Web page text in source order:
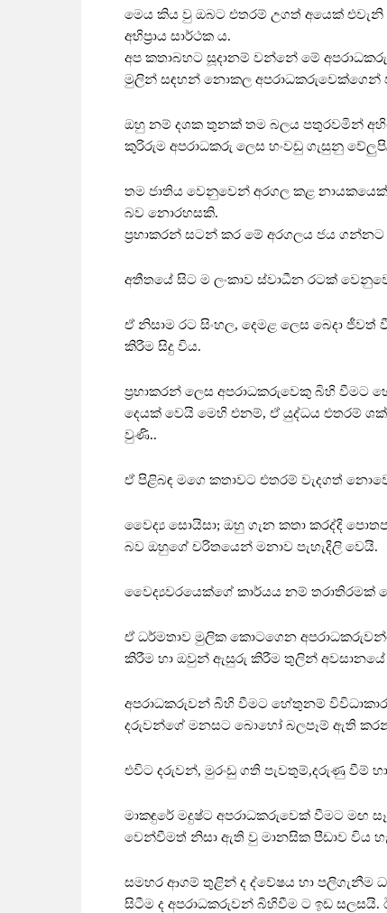
මෙය කිය වු ඔබට එතරම් උගත් අයෙක්
අභිප්‍රාය සාර්ථක ය.
අප කතාබහට සූදානම් වන්නේ මේ
මුලින් සඳහන් නොකල අපරාධකරුවෙක්ගෙන්
ඔහු නම් දශක තුනක් තම බලය පතුරවමින්
කුරිරුම අපරාධකරු ලෙස හංවඩු ගැසුනු
තම ජාතිය වෙනුවෙන් අරගල කළ
බව නොරහසකි.
ප්‍රභාකරන් සටන් කර මේ අරගලය ජය
අතීතයේ සිට ම ලංකාව ස්වාධීන රටක්
ඒ නිසාම රට සිංහල, දෙමළ ලෙස බෙදා
කිරීම සිදු විය.
ප්‍රභාකරන් ලෙස අපරාධකරුවෙකු බිහි වීමට
දෙයක් වෙයි මෙහි එනම්, ඒ යුද්ධය එතරම්
වුණි..
ඒ පිළිබඳ මගෙ කතාවට එතරම් වැදගත්
වෛද්‍ය සොයිසා; ඔහු ගැන කතා කරද්දි
බව ඔහුගේ චරිතයෙන් මනාව පැහැදිලි වෙයි.
වෛද්‍යවරයෙක්ගේ කාර්යය නම් තරාතිරමක්
ඒ ධර්මතාව මුලික කොටගෙන
කිරීම හා ඔවුන් ඇසුරු කිරීම තුලින්
අපරාධකරුවන් බිහි වීමට හේතුනම්
දරුවන්ගේ මනසට බොහෝ බලපෑම් ඇති
එවිට දරුවන්, මුරංඩු ගති පැවතුම්,දරුණු වීම්
මාකඳුරේ මදුෂ්ට අපරාධකරුවෙක් වීමට මඟ
වෙන්වීමත් නිසා ඇති වු මානසික පීඩාව විය
සමහර ආගම් තුළින් ද ද්වේෂය හා පලිගැනීම
සිටීම ද අපරාධකරුවන් බිහිවීම ට ඉඩ සලසයි.